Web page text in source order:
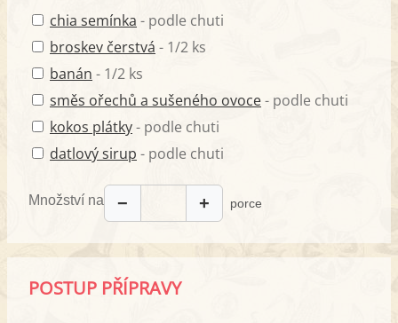
chia semínka - podle chuti
broskev čerstvá - 1/2 ks
banán - 1/2 ks
směs ořechů a sušeného ovoce- podle chuti
kokos plátky- podle chuti
datlový sirup - podle chuti
Množství na − + porce
POSTUP PŘÍPRAVY